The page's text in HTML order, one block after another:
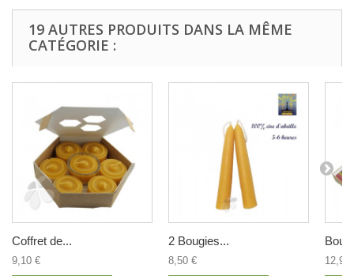
19 AUTRES PRODUITS DANS LA MÊME
CATÉGORIE :
Coffret de...
9,10 €
2 Bougies...
8,50 € 12,90